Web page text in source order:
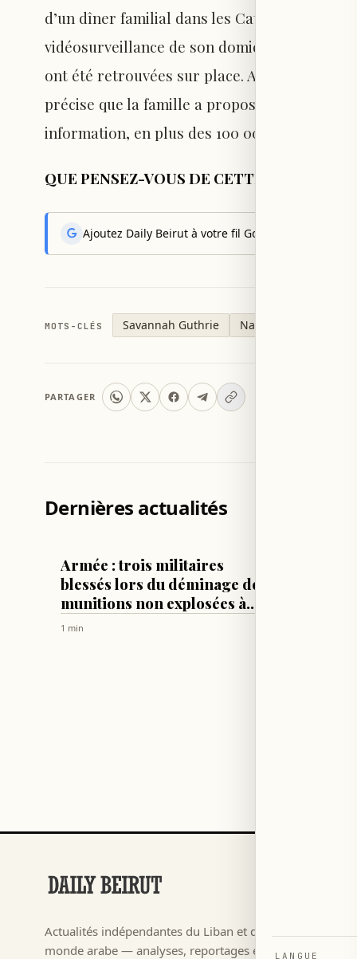
d’un dîner familial dans les Catalina
vidéosurveillance de son domicile ont
ont été retrouvées sur place. Aucun suspect
précise que la famille a proposé une
information, en plus des 100 000 dollars
QUE PENSEZ-VOUS DE CETTE AFFAIRE ?
Ajoutez Daily Beirut à votre fil Google News pour
MOTS-CLÉS Savannah Guthrie Nancy Guthrie
PARTAGER
Dernières actualités
Armée : trois militaires
blessés lors du déminage de
munitions non explosées à
Zoutrat ouest
1 min
Actualités indépendantes du Liban et du
monde arabe — analyses, reportages et
٢٠٢٦
LANGUE